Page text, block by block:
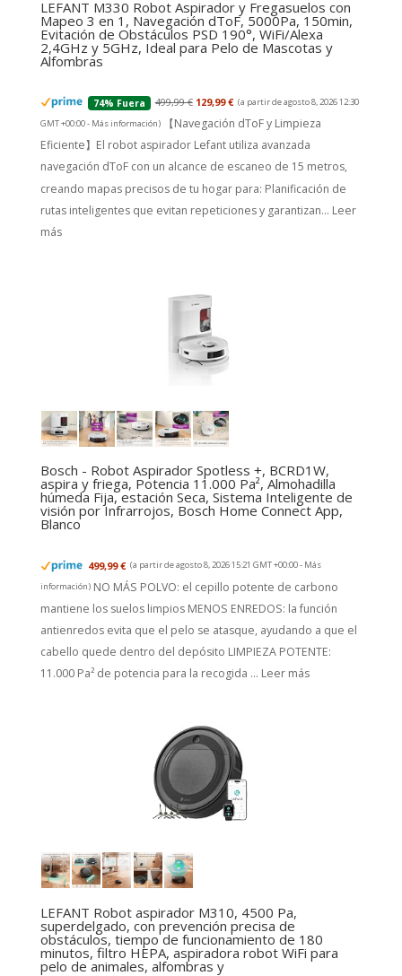
LEFANT M330 Robot Aspirador y Fregasuelos con
Mapeo 3 en 1, Navegación dToF, 5000Pa, 150min,
Evitación de Obstáculos PSD 190°, WiFi/Alexa
2,4GHz y 5GHz, Ideal para Pelo de Mascotas y
Alfombras
74% Fuera 499,99 € 129,99 € (a partir de agosto 8, 2026 12:30
GMT +00:00 - Más información)
【Navegación dToF y Limpieza
Eficiente】El robot aspirador Lefant utiliza avanzada
navegación dToF con un alcance de escaneo de 15 metros,
creando mapas precisos de tu hogar para: Planificación de
rutas inteligentes que evitan repeticiones y garantizan... Leer
más
Bosch - Robot Aspirador Spotless +, BCRD1W,
aspira y friega, Potencia 11.000 Pa², Almohadilla
húmeda Fija, estación Seca, Sistema Inteligente de
visión por Infrarrojos, Bosch Home Connect App,
Blanco
499,99 € (a partir de agosto 8, 2026 15:21 GMT +00:00 - Más
información) NO MÁS POLVO: el cepillo potente de carbono
mantiene los suelos limpios MENOS ENREDOS: la función
antienredos evita que el pelo se atasque, ayudando a que el
cabello quede dentro del depósito LIMPIEZA POTENTE:
11.000 Pa² de potencia para la recogida ... Leer más
LEFANT Robot aspirador M310, 4500 Pa,
superdelgado, con prevención precisa de
obstáculos, tiempo de funcionamiento de 180
minutos, filtro HEPA, aspiradora robot WiFi para
pelo de animales, alfombras y